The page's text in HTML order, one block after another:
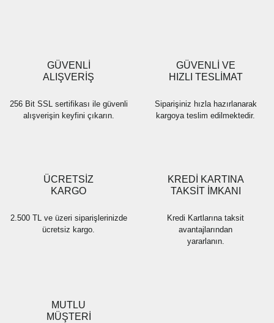
Ürün fiyatı diğer sitelerden daha pahalı.
Bu ürüne benzer farklı alternatifler olmalı.
GÜVENLİ
ALIŞVERİŞ
256 Bit SSL sertifikası ile güvenli
alışverişin keyfini çıkarın.
GÜVENLİ VE
HIZLI TESLİMAT
Siparişiniz hızla hazırlanarak
kargoya teslim edilmektedir.
ÜCRETSİZ
KARGO
2.500 TL ve üzeri siparişlerinizde
ücretsiz kargo.
KREDİ KARTINA
TAKSİT İMKANI
Kredi Kartlarına taksit
avantajlarından
yararlanın.
MUTLU
MÜŞTERİ